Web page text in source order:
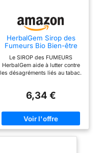
HerbalGem Sirop des
Fumeurs Bio Bien-être
Le SIROP des FUMEURS
HerbalGem aide à lutter contre
les désagréments liés au tabac.
d’aunée, l’herbe de Marrube, le
l'huile essentielle d’eucalyptus
aident à libérer les voies
respiratoires Ce sirop procure
6,34 €